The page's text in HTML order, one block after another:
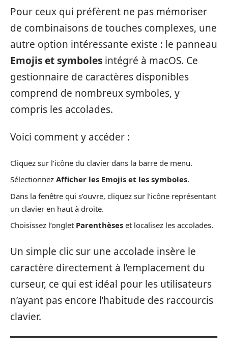
Pour ceux qui préfèrent ne pas mémoriser
de combinaisons de touches complexes, une
autre option intéressante existe : le panneau
Emojis et symboles intégré à macOS. Ce
gestionnaire de caractères disponibles
comprend de nombreux symboles, y
compris les accolades.
Voici comment y accéder :
Cliquez sur l’icône du clavier dans la barre de menu.
Sélectionnez Afficher les Emojis et les symboles.
Dans la fenêtre qui s’ouvre, cliquez sur l’icône représentant
un clavier en haut à droite.
Choisissez l’onglet Parenthèses et localisez les accolades.
Un simple clic sur une accolade insère le
caractère directement à l’emplacement du
curseur, ce qui est idéal pour les utilisateurs
n’ayant pas encore l’habitude des raccourcis
clavier.